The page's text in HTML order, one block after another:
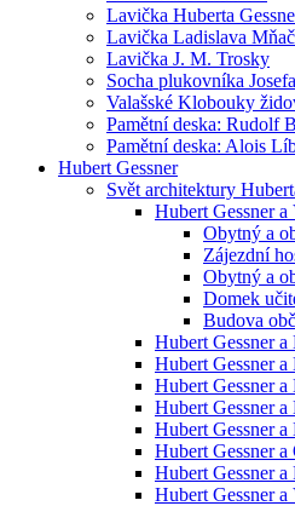
Lavička Huberta
Lavička Ladislava
Lavička J. M. Trosky
Socha plukovníka
Valašské Klobouky
Pamětní deska: Rudolf
Pamětní deska: Alois
Hubert Gessner
Svět architektury
Hubert Gessner
Obytný a
Zájezdní
Obytný a
Domek
Budova
Hubert Gessner a
Hubert Gessner
Hubert Gessner
Hubert Gessner a
Hubert Gessner
Hubert Gessner a
Hubert Gessner a
Hubert Gessner a